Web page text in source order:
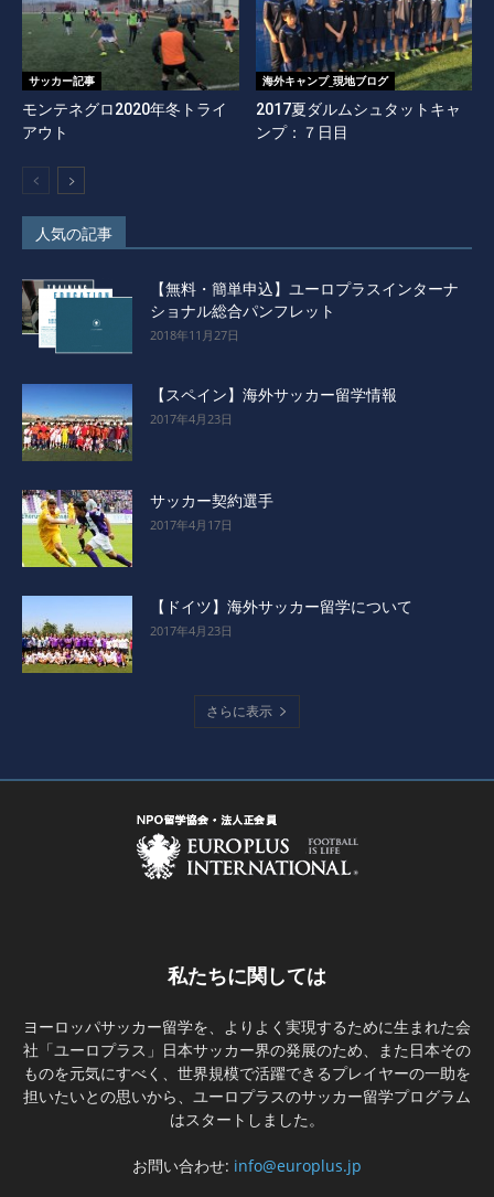
サッカー記事
モンテネグロ2020年冬トライ
アウト
海外キャンプ_現地ブログ
2017夏ダルムシュタットキャ
ンプ：７日目
人気の記事
【無料・簡単申込】ユーロプラスインターナ
ショナル総合パンフレット
2018年11月27日
【スペイン】海外サッカー留学情報
2017年4月23日
サッカー契約選手
2017年4月17日
【ドイツ】海外サッカー留学について
2017年4月23日
さらに表示
私たちに関しては
ヨーロッパサッカー留学を、よりよく実現するために生まれた会
社「ユーロプラス」日本サッカー界の発展のため、また日本その
ものを元気にすべく、世界規模で活躍できるプレイヤーの一助を
担いたいとの思いから、ユーロプラスのサッカー留学プログラム
はスタートしました。
お問い合わせ: info@europlus.jp